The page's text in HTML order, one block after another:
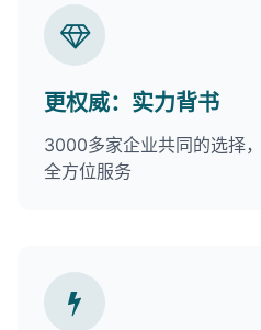
更权威：实力背书
3000多家企业共同的选择
全方位服务